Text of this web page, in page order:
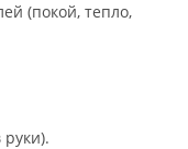
(покой, тепло,